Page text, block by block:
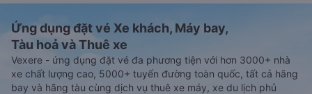
Ứng dụng đặt vé Xe khách, Máy bay,
Tàu hoả và Thuê xe
Vexere - ứng dụng đặt vé đa phương tiện với hơn 3000+ nhà
xe chất lượng cao, 5000+ tuyến đường toàn quốc, tất cả hãng
bay và hãng tàu cùng dịch vụ thuê xe máy, xe du lịch phủ